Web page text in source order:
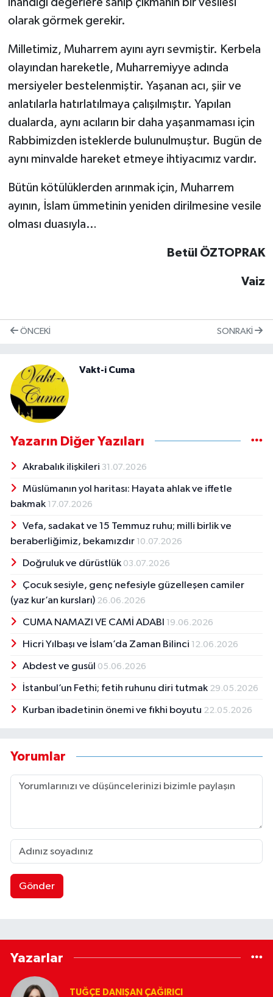
olarak görmek gerekir.
Milletimiz, Muharrem ayını ayrı sevmiştir. Kerbela
olayından hareketle, Muharremiyye adında
mersiyeler bestelenmiştir. Yaşanan acı, şiir ve
anlatılarla hatırlatılmaya çalışılmıştır. Yapılan
dualarda, aynı acıların bir daha yaşanmaması için
Rabbimizden isteklerde bulunulmuştur. Bugün de
aynı minvalde hareket etmeye ihtiyacımız vardır.
Bütün kötülüklerden arınmak için, Muharrem
ayının, İslam ümmetinin yeniden dirilmesine vesile
olması duasıyla…
Betül ÖZTOPRAK
Vaiz
ÖNCEKI SONRAKI
Vakt-i Cuma
Yazarın Diğer Yazıları
Akrabalık ilişkileri 31.07.2026
Müslümanın yol haritası: Hayata ahlak ve iffetle
bakmak 17.07.2026
Vefa, sadakat ve 15 Temmuz ruhu; milli birlik ve
beraberliğimiz, bekamızdır 10.07.2026
Doğruluk ve dürüstlük 03.07.2026
Çocuk sesiyle, genç nefesiyle güzelleşen camiler
(yaz kur’an kursları) 26.06.2026
CUMA NAMAZI VE CAMİ ADABI 19.06.2026
Hicri Yılbaşı ve İslam’da Zaman Bilinci 12.06.2026
Abdest ve gusül 05.06.2026
İstanbul’un Fethi; fetih ruhunu diri tutmak 29.05.2026
Kurban ibadetinin önemi ve fıkhi boyutu 22.05.2026
Yorumlar
Gönder
Yazarlar
TUĞÇE DANIŞAN ÇAĞIRICI